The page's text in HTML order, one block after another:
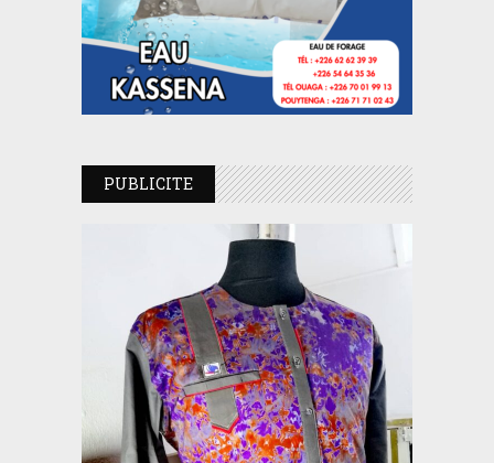
PUBLICITE